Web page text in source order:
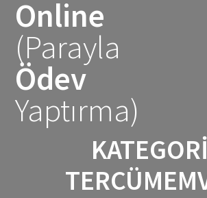
Online
(Parayla
Ödev
Yaptırma)